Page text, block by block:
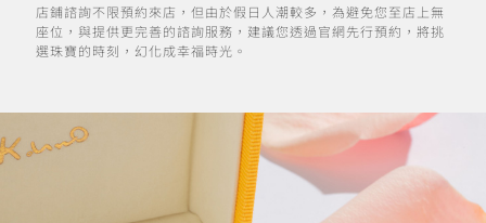
店鋪諮詢不限預約來店，但由於假日人潮較多，為避免您至店上無
座位，與提供更完善的諮詢服務，建議您透過官網先行預約，將挑
選珠寶的時刻，幻化成幸福時光。